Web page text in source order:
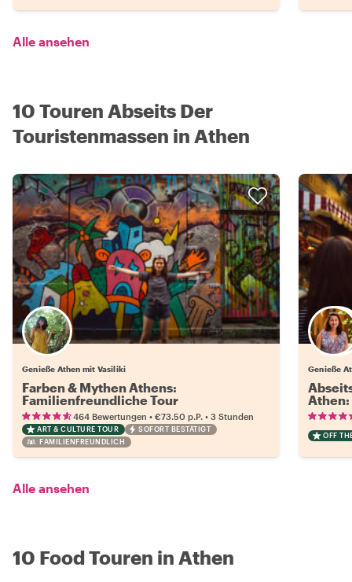
Alle ansehen
10 Touren Abseits Der
Touristenmassen in Athen
Genieße Athen mit Vasiliki
Farben & Mythen Athens:
Familienfreundliche Tour
464 Bewertungen • €73.50 p.P. • 3 Stunden
ART & CULTURE TOUR
SOFORT BESTÄTIGT
FAMILIENFREUNDLICH
Genieße
Athen:
OFF
Alle ansehen
10 Food Touren in Athen